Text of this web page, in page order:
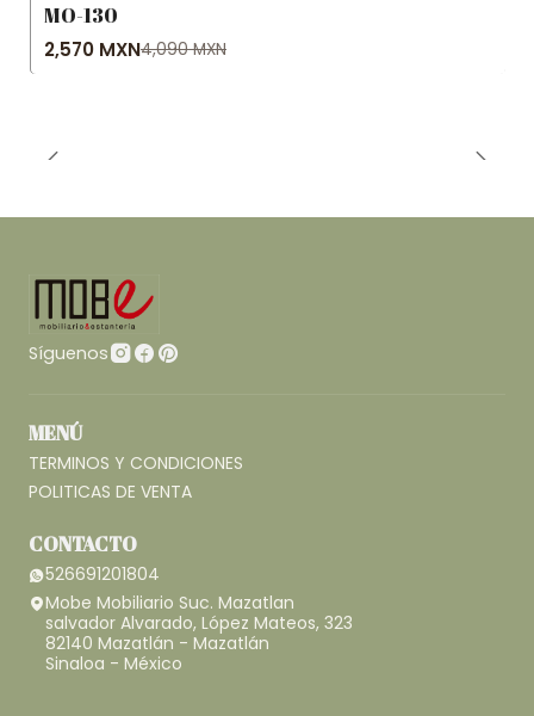
-37% OFF
MO-130
2,570 MXN4,090 MXN
Síguenos
MENÚ
TERMINOS Y CONDICIONES
POLITICAS DE VENTA
CONTACTO
526691201804
Mobe Mobiliario Suc. Mazatlan
salvador Alvarado, López Mateos, 323
82140 Mazatlán - Mazatlán
Sinaloa - México